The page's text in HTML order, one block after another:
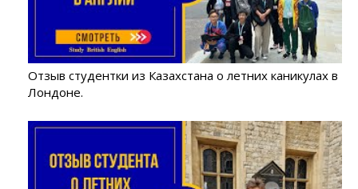
Отзыв студентки из Казахстана о летних каникулах в
Лондоне.